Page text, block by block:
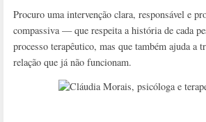
Procuro uma intervenção clara, responsável e
compassiva — que respeita a história de cada
processo terapêutico, mas que também ajuda a
relação que já não funcionam.